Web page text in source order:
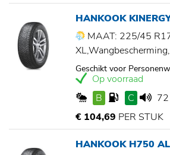
HANKOOK
MAAT: 225/45
Geschikt voor
Op voorraad
B
C
€ 104,69 PER STUK
HANKOOK H750